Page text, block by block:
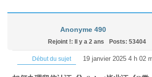
Anonyme 490
Rejoint !: Il y a 2 ans Posts: 53404
Début du sujet 19 janvier 2025 4 h 02